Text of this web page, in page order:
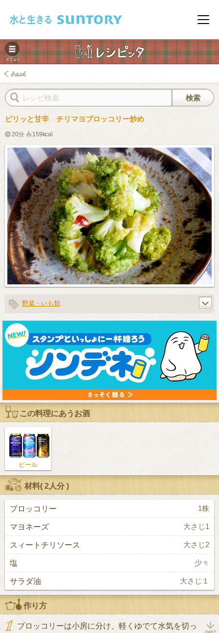
メニ
レシピ
ピリッと甘辛 チリマヨブロッコリー炒め
20分 159kcal
野菜・いも類
この料理にあうお酒
ビール
材料(2人分)
ブロッコリー 1株
マヨネーズ 大さじ1
スィートチリソース 大さじ2
塩 少々
サラダ油 大さじ１
作り方
ブロッコリーは小房に分け、軽くゆでて水気を切っ